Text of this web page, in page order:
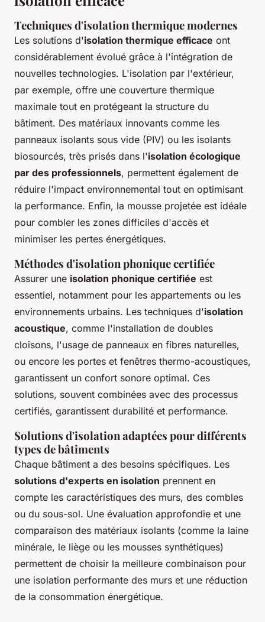
Techniques d'isolation thermique modernes
Les solutions d'isolation thermique efficace ont
considérablement évolué grâce à l'intégration de
nouvelles technologies. L'isolation par l'extérieur,
par exemple, offre une couverture thermique
maximale tout en protégeant la structure du
bâtiment. Des matériaux innovants comme les
panneaux isolants sous vide (PIV) ou les isolants
biosourcés, très prisés dans l'isolation écologique
par des professionnels, permettent également de
réduire l'impact environnemental tout en optimisant
la performance. Enfin, la mousse projetée est idéale
pour combler les zones difficiles d'accès et
minimiser les pertes énergétiques.
Méthodes d'isolation phonique certifiée
Assurer une isolation phonique certifiée est
essentiel, notamment pour les appartements ou les
environnements urbains. Les techniques d'isolation
acoustique, comme l'installation de doubles
cloisons, l'usage de panneaux en fibres naturelles,
ou encore les portes et fenêtres thermo-acoustiques,
garantissent un confort sonore optimal. Ces
solutions, souvent combinées avec des processus
certifiés, garantissent durabilité et performance.
Solutions d'isolation adaptées pour différents
types de bâtiments
Chaque bâtiment a des besoins spécifiques. Les
solutions d'experts en isolation prennent en
compte les caractéristiques des murs, des combles
ou du sous-sol. Une évaluation approfondie et une
comparaison des matériaux isolants (comme la laine
minérale, le liège ou les mousses synthétiques)
permettent de choisir la meilleure combinaison pour
une isolation performante des murs et une réduction
de la consommation énergétique.